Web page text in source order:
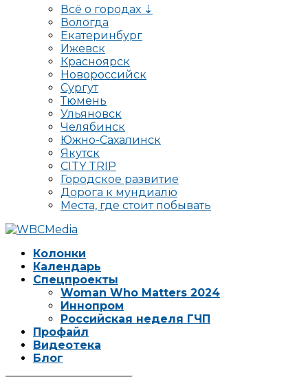
Всё о городах ⇣
Вологда
Екатеринбург
Ижевск
Красноярск
Новороссийск
Сургут
Тюмень
Ульяновск
Челябинск
Южно-Сахалинск
Якутск
CITY TRIP
Городское развитие
Дорога к мундиалю
Места, где стоит побывать
Колонки
Календарь
Спецпроекты
Woman Who Matters 2024
Иннопром
Российская неделя ГЧП
Профайл
Видеотека
Блог